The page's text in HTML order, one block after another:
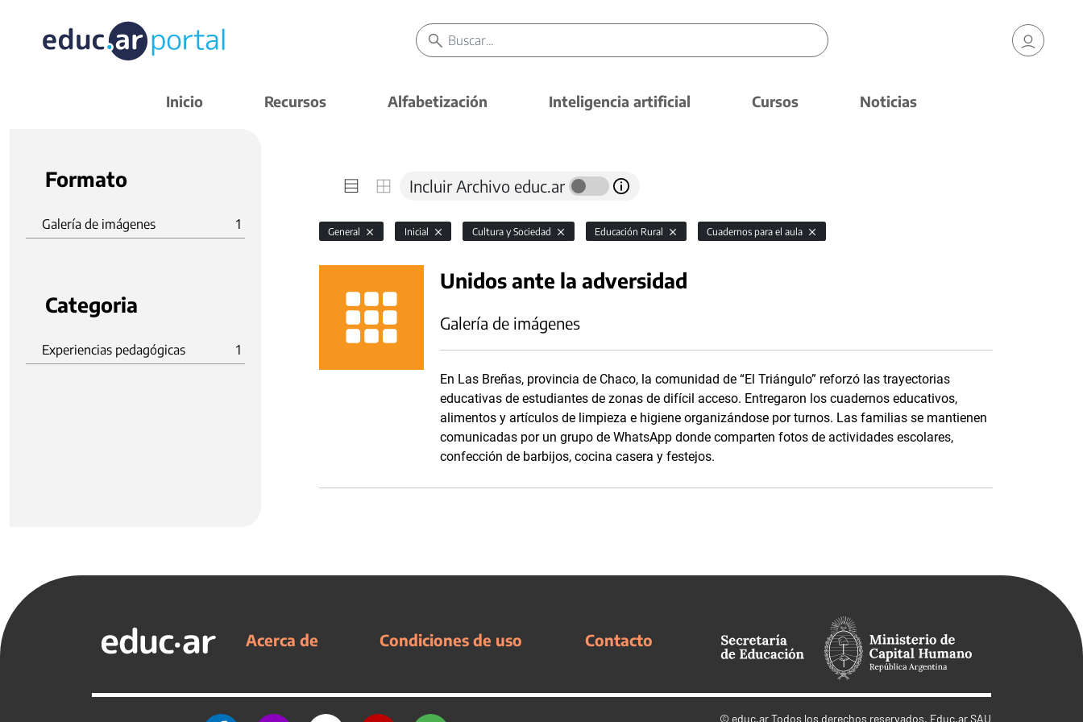
Inicio Recursos Alfabetización Inteligencia artificial Cursos Noticias
Formato
Galería de imágenes 1
Categoria
Experiencias pedagógicas 1
Incluir Archivo educ.ar
General Inicial Cultura y Sociedad Educación Rural Cuadernos para el aula
Unidos ante la adversidad
Galería de imágenes
En Las Breñas, provincia de Chaco, la comunidad de “El Triángulo” reforzó las trayectorias
educativas de estudiantes de zonas de difícil acceso. Entregaron los cuadernos educativos,
alimentos y artículos de limpieza e higiene organizándose por turnos. Las familias se mantienen
comunicadas por un grupo de WhatsApp donde comparten fotos de actividades escolares,
confección de barbijos, cocina casera y festejos.
Acerca de Condiciones de uso Contacto
© educ.arTodos los derechos reservados. Educ.ar SAU